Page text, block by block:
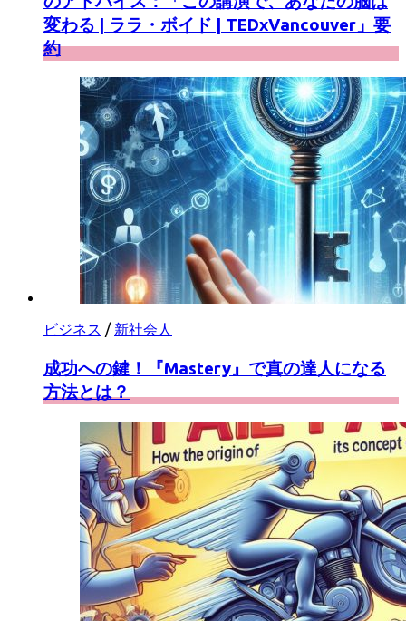
変わる | ララ・ボイド | TEDxVancouver」要
約
ビジネス / 新社会人
成功への鍵！『Mastery』で真の達人になる
方法とは？